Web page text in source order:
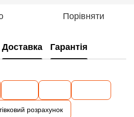
Порівняти
Доставка Гарантія
розрахунок